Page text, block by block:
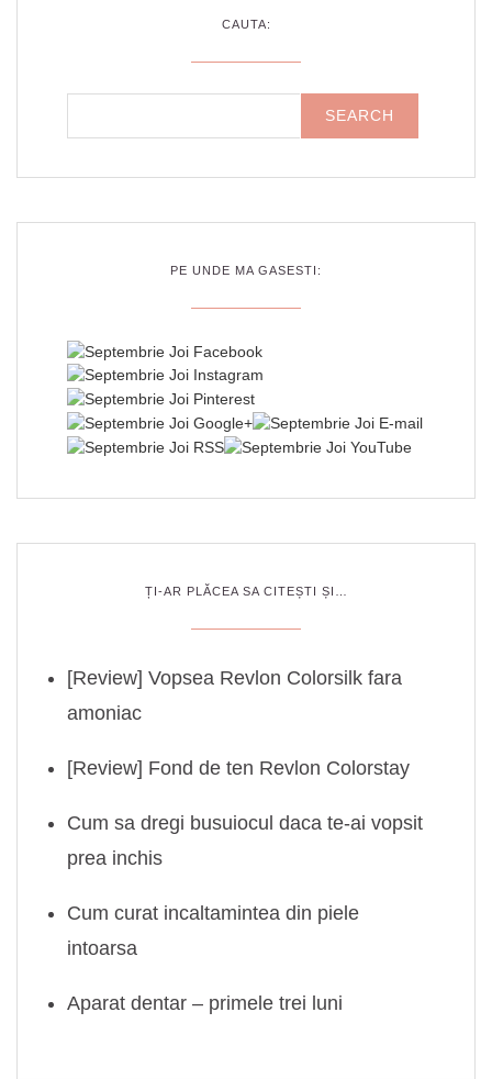
CAUTA:
PE UNDE MA GASESTI:
ȚI-AR PLĂCEA SA CITEȘTI ȘI…
[Review] Vopsea Revlon Colorsilk fara
amoniac
[Review] Fond de ten Revlon Colorstay
Cum sa dregi busuiocul daca te-ai vopsit
prea inchis
Cum curat incaltamintea din piele
intoarsa
Aparat dentar – primele trei luni